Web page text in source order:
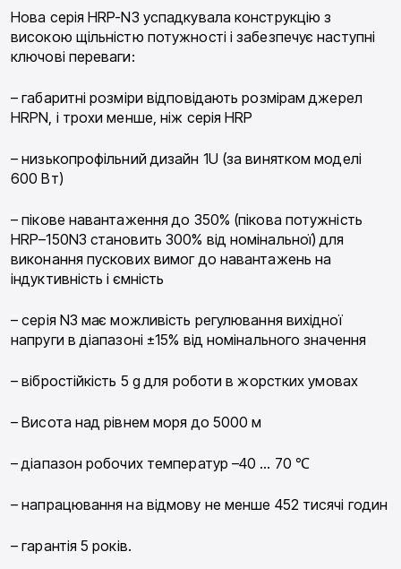
Нова серія HRP-N3 успадкувала конструкцію з
високою щільністю потужності і забезпечує наступні
ключові переваги:
– габаритні розміри відповідають розмірам джерел
HRPN, і трохи менше, ніж серія HRP
– низькопрофільний дизайн 1U (за винятком моделі
600 Вт)
– пікове навантаження до 350% (пікова потужність
HRP–150N3 становить 300% від номінальної) для
виконання пускових вимог до навантажень на
індуктивність і ємність
– серія N3 має можливість регулювання вихідної
напруги в діапазоні ±15% від номінального значення
– вібростійкість 5 g для роботи в жорстких умовах
– Висота над рівнем моря до 5000 м
– діапазон робочих температур –40 … 70 ℃
– напрацювання на відмову не менше 452 тисячі годин
– гарантія 5 років.